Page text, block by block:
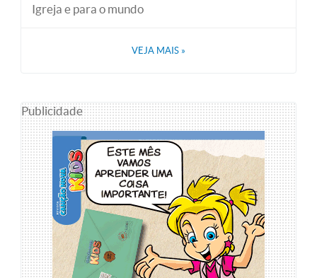
Igreja e para o mundo
VEJA MAIS »
Publicidade